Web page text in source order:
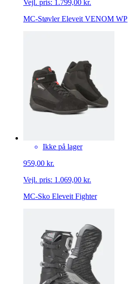
Vejl. pris: 1.799,00 kr.
MC-Støvler Eleveit VENOM WP
Ikke på lager
959,00 kr.
Vejl. pris: 1.069,00 kr.
MC-Sko Eleveit Fighter